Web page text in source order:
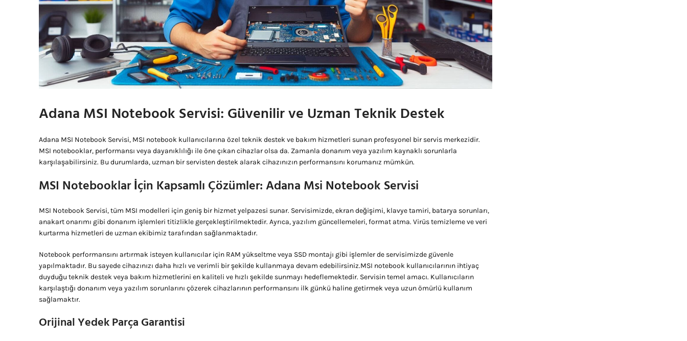
Adana MSI Notebook Servisi: Güvenilir ve Uzman Teknik Destek
Adana MSI Notebook Servisi, MSI notebook kullanıcılarına özel teknik destek ve bakım hizmetleri sunan profesyonel bir servis merkezidir.
MSI notebooklar, performansı veya dayanıklılığı ile öne çıkan cihazlar olsa da. Zamanla donanım veya yazılım kaynaklı sorunlarla
karşılaşabilirsiniz. Bu durumlarda, uzman bir servisten destek alarak cihazınızın performansını korumanız mümkün.
MSI Notebooklar İçin Kapsamlı Çözümler: Adana Msi Notebook Servisi
MSI Notebook Servisi, tüm MSI modelleri için geniş bir hizmet yelpazesi sunar. Servisimizde, ekran değişimi, klavye tamiri, batarya sorunları,
anakart onarımı gibi donanım işlemleri titizlikle gerçekleştirilmektedir. Ayrıca, yazılım güncellemeleri, format atma. Virüs temizleme ve veri
kurtarma hizmetleri de uzman ekibimiz tarafından sağlanmaktadır.
Notebook performansını artırmak isteyen kullanıcılar için RAM yükseltme veya SSD montajı gibi işlemler de servisimizde güvenle
yapılmaktadır. Bu sayede cihazınızı daha hızlı ve verimli bir şekilde kullanmaya devam edebilirsiniz.MSI notebook kullanıcılarının ihtiyaç
duyduğu teknik destek veya bakım hizmetlerini en kaliteli ve hızlı şekilde sunmayı hedeflemektedir. Servisin temel amacı. Kullanıcıların
karşılaştığı donanım veya yazılım sorunlarını çözerek cihazlarının performansını ilk günkü haline getirmek veya uzun ömürlü kullanım
sağlamaktır.
Orijinal Yedek Parça Garantisi